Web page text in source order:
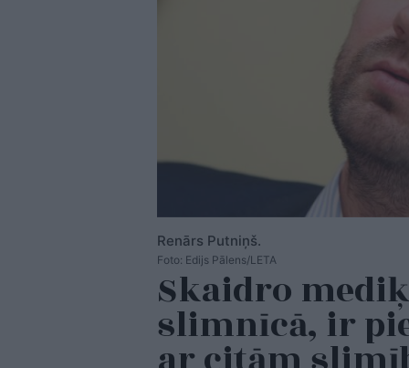
Renārs Putniņš.
Foto: Edijs Pālens/LETA
Skaidro
slimnīcā, ir